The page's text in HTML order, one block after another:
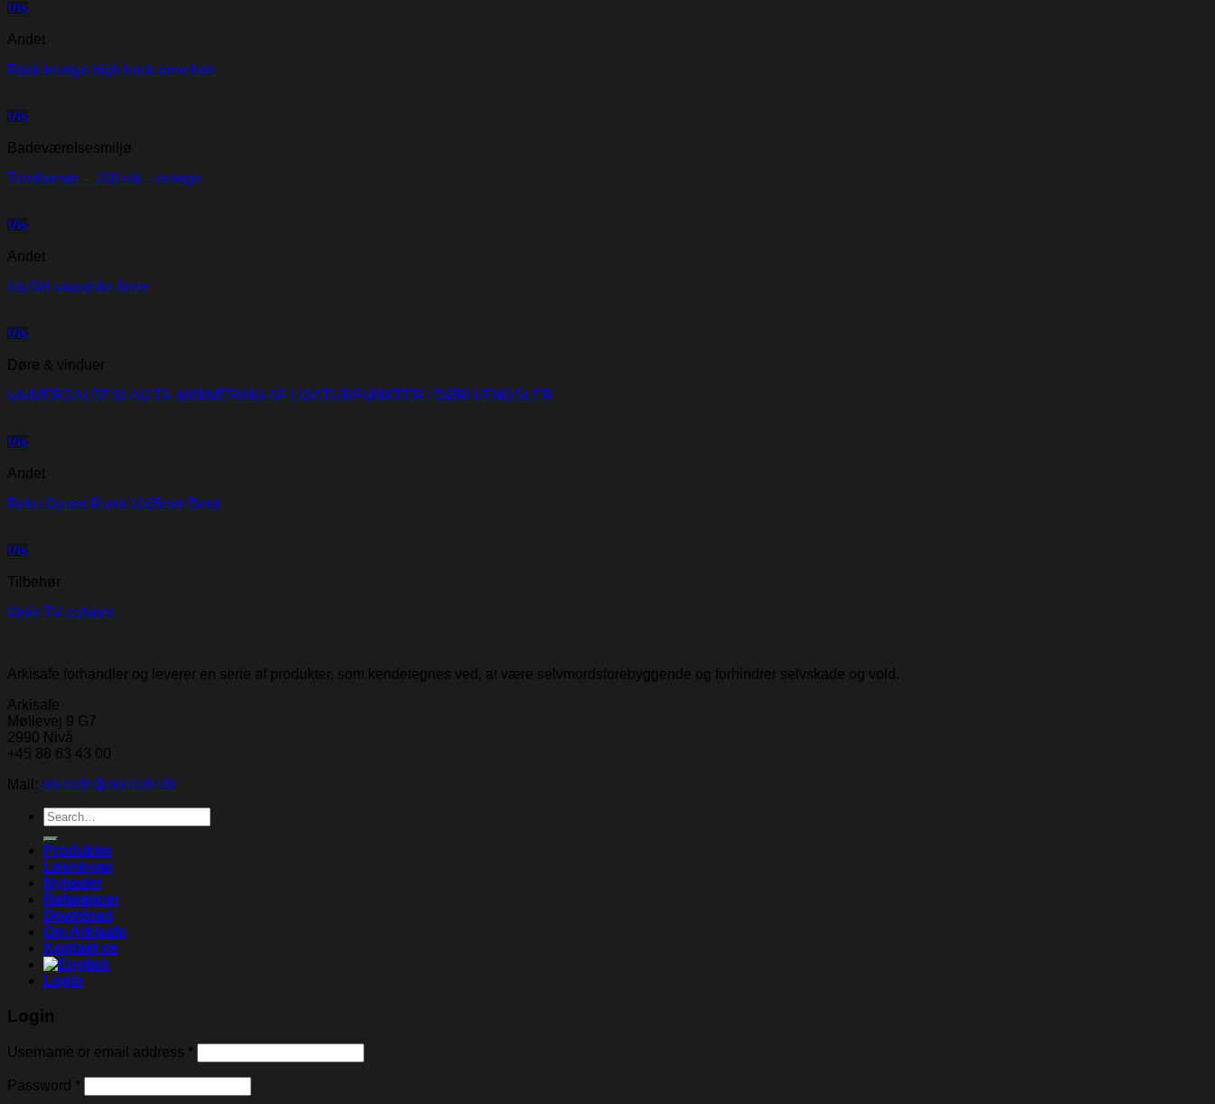
Vis
Andet
Rock lounge high back armchair
Vis
Badeværelsesmiljø
Tandbørste – 100 stk – orange
Vis
Andet
HUSH akustiske fliser
Vis
Døre & vinduer
UNIVERSALBESLAG TIL MINIMERING AF LIGATURPUNKTER I DØRHÆNGSLER
Vis
Andet
Roku Oyster Rund 1065mm Bord
Vis
Tilbehør
Visio TV cabinet
Arkisafe forhandler og leverer en serie af produkter, som kendetegnes ved, at være selvmordsforebyggende og forhindrer selvskade og vold.
Arkisafe
Møllevej 9 G7
2990 Nivå
+45 88 63 43 00
Mail: arkisafe@arkisafe.dk
Search
for:
Produkter
Løsninger
Nyheder
Referencer
Download
Om Arkisafe
Kontakt os
Login
Login
Username or email address *
Password *